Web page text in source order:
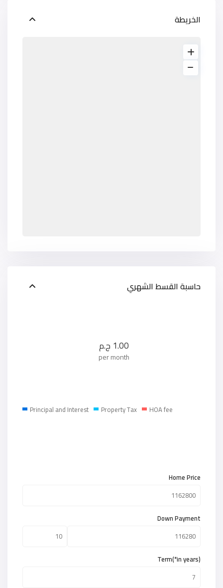
الخريطة
حاسبة القسط الشهري
1.00 ج.م
per month
Principal and Interest Property Tax HOA fee
Home Price
Down Payment
Term(*in years)